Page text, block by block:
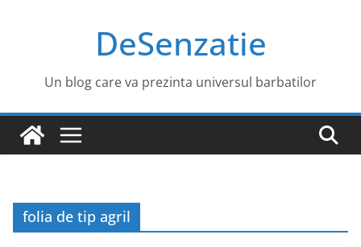
DeSenzatie
Un blog care va prezinta universul barbatilor
folia de tip agril